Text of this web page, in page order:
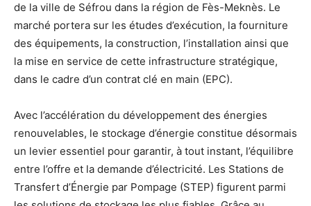
de la ville de Séfrou dans la région de Fès-Meknès. Le
marché portera sur les études d’exécution, la fourniture
des équipements, la construction, l’installation ainsi que
la mise en service de cette infrastructure stratégique,
dans le cadre d’un contrat clé en main (EPC).
Avec l’accélération du développement des énergies
renouvelables, le stockage d’énergie constitue désormais
un levier essentiel pour garantir, à tout instant, l’équilibre
entre l’offre et la demande d’électricité. Les Stations de
Transfert d’Énergie par Pompage (STEP) figurent parmi